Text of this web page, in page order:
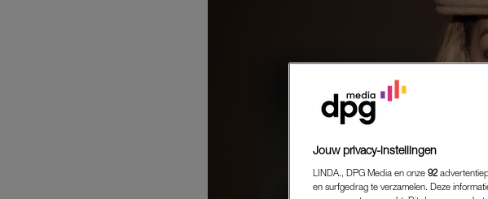
Jouw privacy-instellingen
LINDA., DPG Media en onze 92
en surfgedrag te verzamelen. Deze